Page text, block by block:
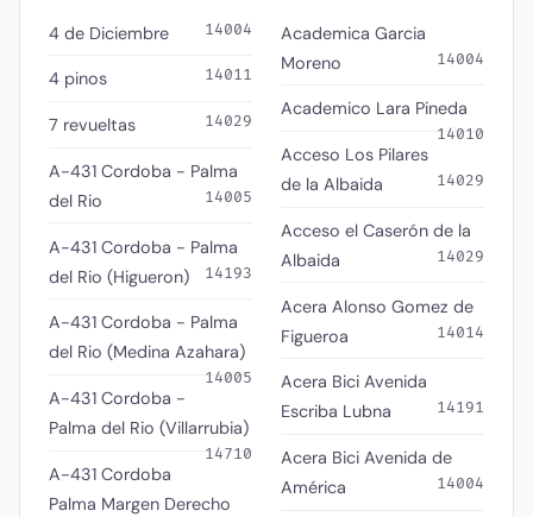
4 de Diciembre 14004
4 pinos 14011
7 revueltas 14029
A-431 Cordoba - Palma
del Rio
14005
A-431 Cordoba - Palma
del Rio (Higueron)
14193
A-431 Cordoba - Palma
del Rio (Medina Azahara)
14005
A-431 Cordoba -
Palma del Rio (Villarrubia)
14710
A-431 Cordoba
Palma Margen Derecho
Academica Garcia
Moreno
14004
Academico Lara Pineda
14010
Acceso Los Pilares
de la Albaida
14029
Acceso el Caserón de la
Albaida
14029
Acera Alonso Gomez de
Figueroa
14014
Acera Bici Avenida
Escriba Lubna
14191
Acera Bici Avenida de
América
14004